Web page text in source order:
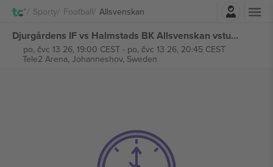
Sporty Football Allsvenskan
Djurgårdens IF vs Halmstads BK Allsvenskan vstupenek
po, čvc 13 26, 19:00 CEST- po, čvc 13 26, 20:45 CEST
Tele2 Arena, Johanneshov, Sweden